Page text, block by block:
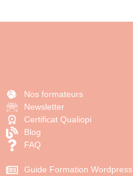
Nos formateurs
Newsletter
Certificat Qualiopi
Blog
FAQ
Guide Formation Wordpress